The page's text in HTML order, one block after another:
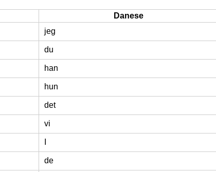
Danese
jeg
du
han
hun
det
vi
de